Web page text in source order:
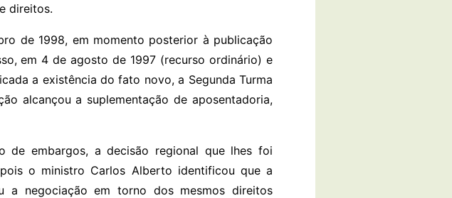
direitos.
de 1998, em momento posterior à publicação
em 4 de agosto de 1997 (recurso ordinário) e
a existência do fato novo, a Segunda Turma
alcançou a suplementação de aposentadoria,
de embargos, a decisão regional que lhes foi
o ministro Carlos Alberto identificou que a
a negociação em torno dos mesmos direitos